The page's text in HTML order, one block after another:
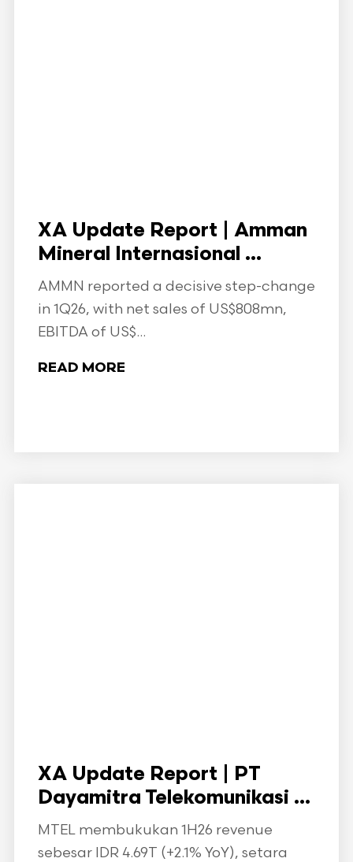
XA Update Report | Amman
Mineral Internasional ...
AMMN reported a decisive step-change
in 1Q26, with net sales of US$808mn,
EBITDA of US$...
READ MORE
XA Update Report | PT
Dayamitra Telekomunikasi ...
MTEL membukukan 1H26 revenue
sebesar IDR 4.69T (+2.1% YoY), setara